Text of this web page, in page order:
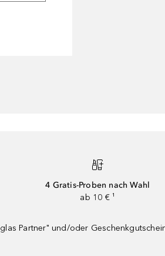
4 Gratis-Proben nach Wahl
ab 10 € ¹
Partner" und/oder